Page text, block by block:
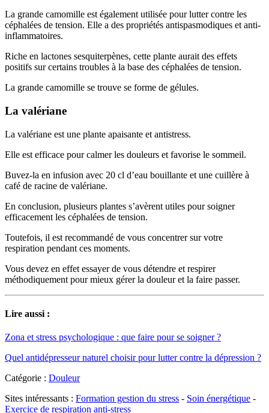
La grande camomille est également utilisée pour lutter contre les
céphalées de tension. Elle a des propriétés antispasmodiques et anti-
inflammatoires.
Riche en lactones sesquiterpènes, cette plante aurait des effets
positifs sur certains troubles à la base des céphalées de tension.
La grande camomille se trouve se forme de gélules.
La valériane
La valériane est une plante apaisante et antistress.
Elle est efficace pour calmer les douleurs et favorise le sommeil.
Buvez-la en infusion avec 20 cl d’eau bouillante et une cuillère à
café de racine de valériane.
En conclusion, plusieurs plantes s’avèrent utiles pour soigner
efficacement les céphalées de tension.
Toutefois, il est recommandé de vous concentrer sur votre
respiration pendant ces moments.
Vous devez en effet essayer de vous détendre et respirer
méthodiquement pour mieux gérer la douleur et la faire passer.
Lire aussi :
Zona et stress psychologique : que faire pour se soigner ?
Quel antidépresseur naturel choisir pour lutter contre la dépression ?
Catégorie : Douleur
Sites intéressants : Formation gestion du stress - Soin énergétique -
Exercice de respiration anti-stress